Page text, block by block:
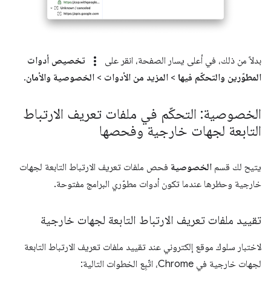
بدلاً من ذلك، في أعلى يسار الصفحة، انقر على more_vert
تخصيص أدوات
المطوّرين والتحكّم فيها > المزيد من الأدوات > الخصوصية والأمان.
الخصوصية: التحكّم في ملفات تعريف الارتباط
التابعة لجهات خارجية وفحصها
يتيح لك قسم الخصوصية فحص ملفات تعريف الارتباط التابعة لجهات
خارجية وحظرها عندما تكون أدوات مطوّري البرامج مفتوحة.
تقييد ملفات تعريف الارتباط التابعة لجهات خارجية
لاختبار سلوك موقع إلكتروني عند تقييد ملفات تعريف الارتباط التابعة
لجهات خارجية في Chrome، اتّبِع الخطوات التالية: